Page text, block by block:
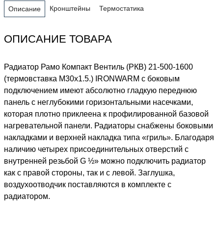
Описание Кронштейны Термостатика
ОПИСАНИЕ ТОВАРА
Радиатор Рамо Компакт Вентиль (РКВ) 21-500-1600
(термовставка М30х1.5.) IRONWARM с боковым
подключением имеют абсолютно гладкую переднюю
панель с неглубокими горизонтальными насечками,
которая плотно приклеена к профилированной базовой
нагревательной панели. Радиаторы снабжены боковыми
накладками и верхней накладка типа «гриль». Благодаря
наличию четырех присоединительных отверстий с
внутренней резьбой G ½» можно подключить радиатор
как с правой стороны, так и с левой. Заглушка,
воздухоотводчик поставляются в комплекте с
радиатором.